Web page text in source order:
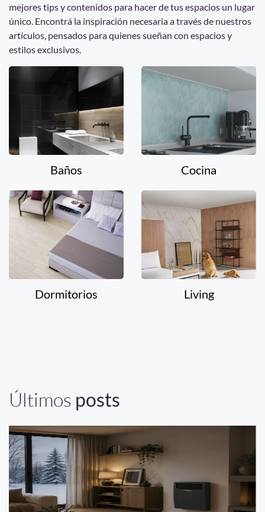
mejores tips y contenidos para hacer de tus espacios un lugar
único. Encontrá la inspiración necesaria a través de nuestros
artículos, pensados para quienes sueñan con espacios y
estilos exclusivos.
Baños Cocina
Dormitorios Living
Últimos posts